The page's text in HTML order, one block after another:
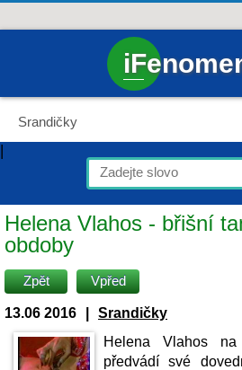
Srandičky
|
Helena Vlahos - břišní
obdoby
Zpět Vpřed
13.06 2016
Srandičky
Helena Vlahos
předvádí své